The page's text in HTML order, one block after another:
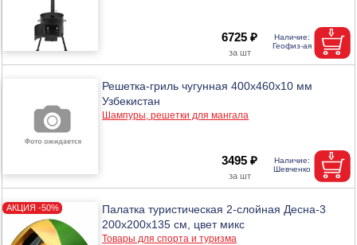
6725 ₽
Решетка-гриль чугунная 400х460х10 мм
Узбекистан
Шампуры, решетки для мангала
3495 ₽
Палатка туристическая 2-слойная Десна-3
200х200х135 см, цвет микс
Товары для спорта и туризма